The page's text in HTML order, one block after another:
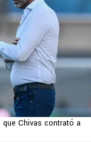
Chivas contrató a